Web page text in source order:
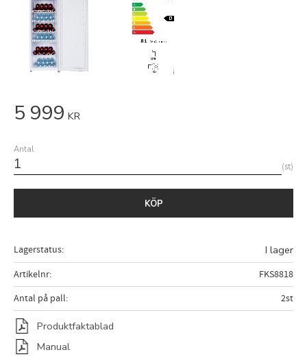
5 999 KR
Antal
st
KÖP
Lagerstatus I lager
Artikelnr
FKS8818
Antal på pall
2st
Produktfaktablad
Manual